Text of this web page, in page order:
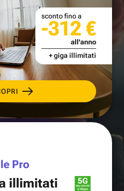
sconto fino a
-312 €
all'anno
+ giga illimitati
Pro
illimitati